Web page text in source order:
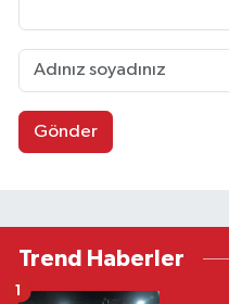
Gönder
Trend Haberler
1